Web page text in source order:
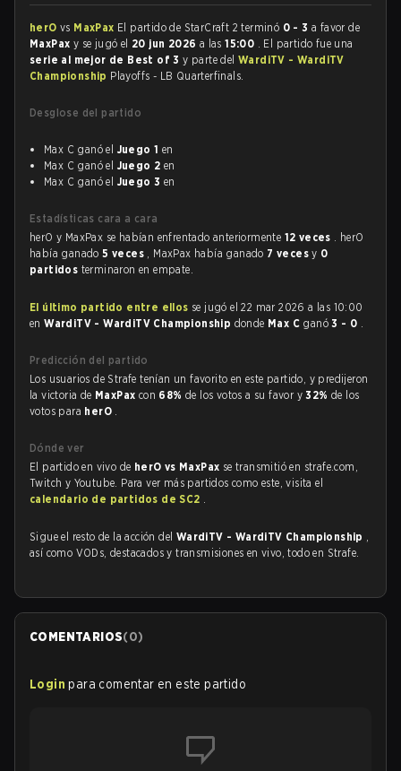
herO vs MaxPax El partido de StarCraft 2 terminó 0 - 3 a favor de
MaxPax y se jugó el 20 jun 2026 a las15:00 . El partido fue una
serie al mejor de Best of 3y parte delWardiTV - WardiTV
Championship Playoffs - LB Quarterfinals.
Desglose del partido
Max C ganó el Juego 1 en
Max C ganó el Juego 2 en
Max C ganó el Juego 3 en
Estadísticas cara a cara
herO y MaxPax se habían enfrentado anteriormente 12 veces . herO
había ganado5 veces , MaxPax había ganado 7 vecesy 0
partidos terminaron en empate.
El último partido entre ellos se jugó el 22 mar 2026 a las 10:00
enWardiTV - WardiTV Championship donde Max C ganó3 - 0 .
Predicción del partido
Los usuarios de Strafe tenían un favorito en este partido, y predijeron
la victoria de MaxPax con 68%de los votos a su favor y32%de los
votos para herO .
Dónde ver
El partido en vivo de herO vs MaxPax se transmitió en strafe.com,
Twitch y Youtube. Para ver más partidos como este, visita el
calendario de partidos de SC2 .
Sigue el resto de la acción del WardiTV - WardiTV Championship ,
así como VODs, destacados y transmisiones en vivo, todo en Strafe.
COMENTARIOS(0)
Login para comentar en este partido